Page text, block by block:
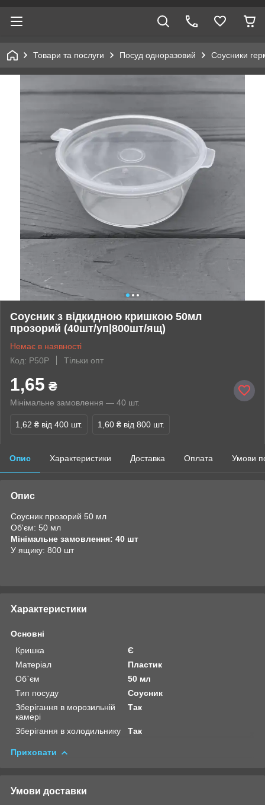
Товари та послуги Посуд одноразовий Соусники
Соусник з відкидною кришкою 50мл
прозорий (40шт/уп|800шт/ящ)
Немає в наявності
Код: P50P
Тільки опт
1,65 ₴
Мінімальне замовлення — 40 шт.
1,62 ₴ від 400 шт. 1,60 ₴ від 800 шт.
Опис Характеристики Доставка Оплата Умови
Опис
Соусник прозорий 50 мл
Об'єм: 50 мл
Мінімальне замовлення: 40 шт
У ящику: 800 шт
Характеристики
Основні
Кришка
Є
Матеріал
Пластик
Об`єм
50 мл
Тип посуду
Соусник
Зберігання в морозильній
камері
Так
Зберігання в холодильнику Так
Приховати
Умови доставки